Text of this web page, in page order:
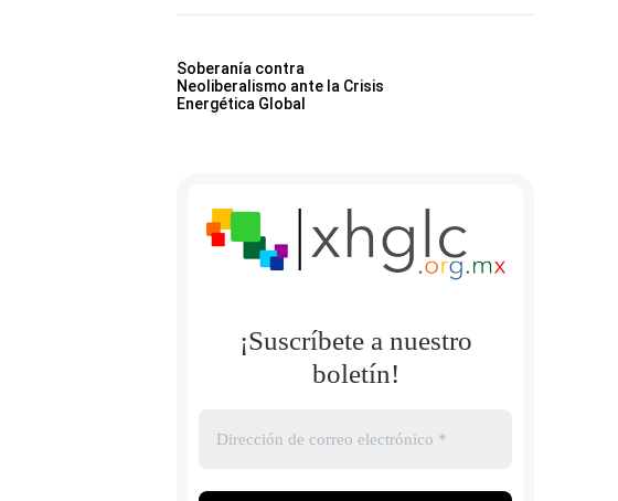
Soberanía contra
Neoliberalismo ante la Crisis
Energética Global
¡Suscríbete a nuestro
boletín!